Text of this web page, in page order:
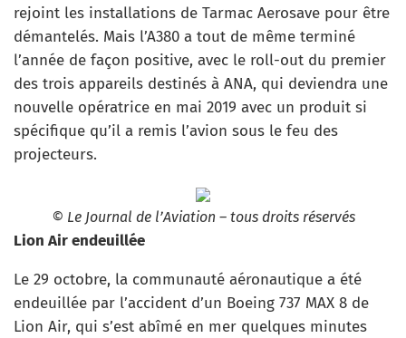
rejoint les installations de Tarmac Aerosave pour être
démantelés. Mais l’A380 a tout de même terminé
l’année de façon positive, avec le roll-out du premier
des trois appareils destinés à ANA, qui deviendra une
nouvelle opératrice en mai 2019 avec un produit si
spécifique qu’il a remis l’avion sous le feu des
projecteurs.
© Le Journal de l’Aviation – tous droits réservés
Lion Air endeuillée
Le 29 octobre, la communauté aéronautique a été
endeuillée par l’accident d’un Boeing 737 MAX 8 de
Lion Air, qui s’est abîmé en mer quelques minutes